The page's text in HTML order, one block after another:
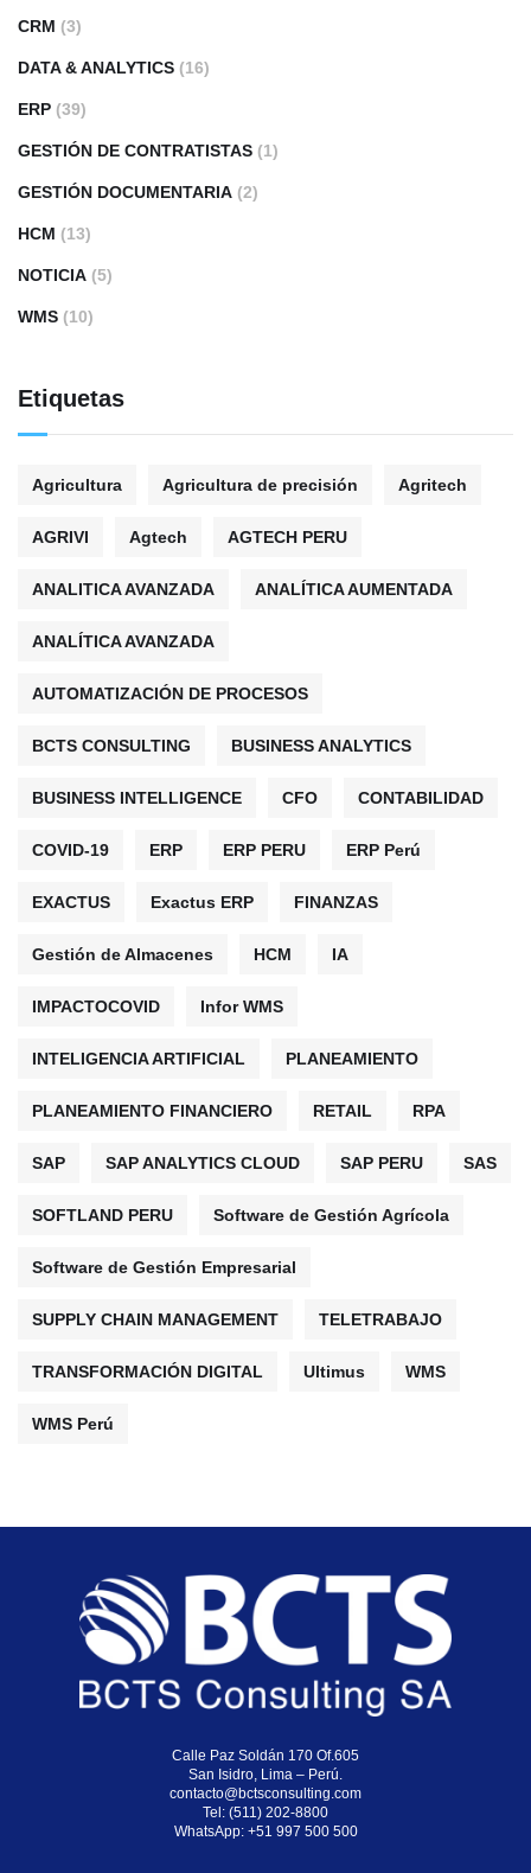
CRM (3)
DATA & ANALYTICS (16)
ERP (39)
GESTIÓN DE CONTRATISTAS (1)
GESTIÓN DOCUMENTARIA (2)
HCM (13)
NOTICIA (5)
WMS (10)
Etiquetas
Agricultura Agricultura de precisión Agritech
AGRIVI Agtech AGTECH PERU
ANALITICA AVANZADA ANALÍTICA AUMENTADA
ANALÍTICA AVANZADA
AUTOMATIZACIÓN DE PROCESOS
BCTS CONSULTING BUSINESS ANALYTICS
BUSINESS INTELLIGENCE CFO CONTABILIDAD
COVID-19 ERP ERP PERU ERP Perú
EXACTUS Exactus ERP FINANZAS
Gestión de Almacenes HCM IA
IMPACTOCOVID Infor WMS
INTELIGENCIA ARTIFICIAL PLANEAMIENTO
PLANEAMIENTO FINANCIERO RETAIL RPA
SAP SAP ANALYTICS CLOUD SAP PERU SAS
SOFTLAND PERU Software de Gestión Agrícola
Software de Gestión Empresarial
SUPPLY CHAIN MANAGEMENT TELETRABAJO
TRANSFORMACIÓN DIGITAL Ultimus WMS
WMS Perú
Calle Paz Soldán 170 Of.605
San Isidro, Lima – Perú.
contacto@bctsconsulting.com
Tel: (511) 202-8800
WhatsApp: +51 997 500 500